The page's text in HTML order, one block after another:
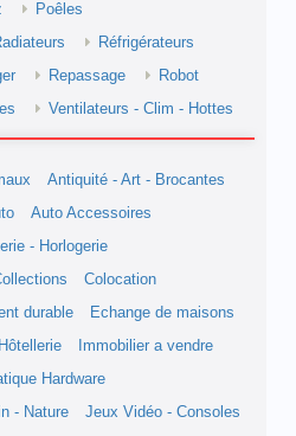
Poêles
Réfrigérateurs
Repassage
Robot
Ventilateurs - Clim - Hottes
Antiquité - Art - Brocantes
Auto Accessoires
- Horlogerie
Colocation
durable
Echange de maisons
Hôtellerie
Immobilier a vendre
Hardware
- Nature
Jeux Vidéo - Consoles